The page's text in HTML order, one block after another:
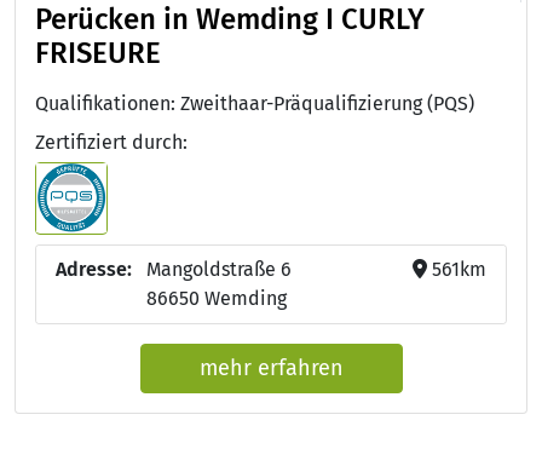
Perücken in Wemding I CURLY
FRISEURE
Qualifikationen: Zweithaar-Präqualifizierung (PQS)
Zertifiziert durch:
Adresse:
Mangoldstraße 6
86650 Wemding
561km
mehr erfahren